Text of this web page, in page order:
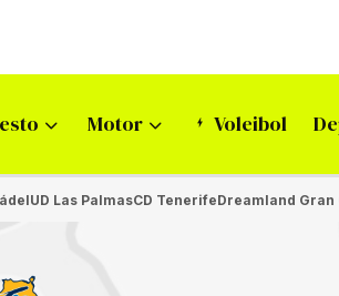
Motor Voleibol
UD Las PalmasCD TenerifeDreamland Gran